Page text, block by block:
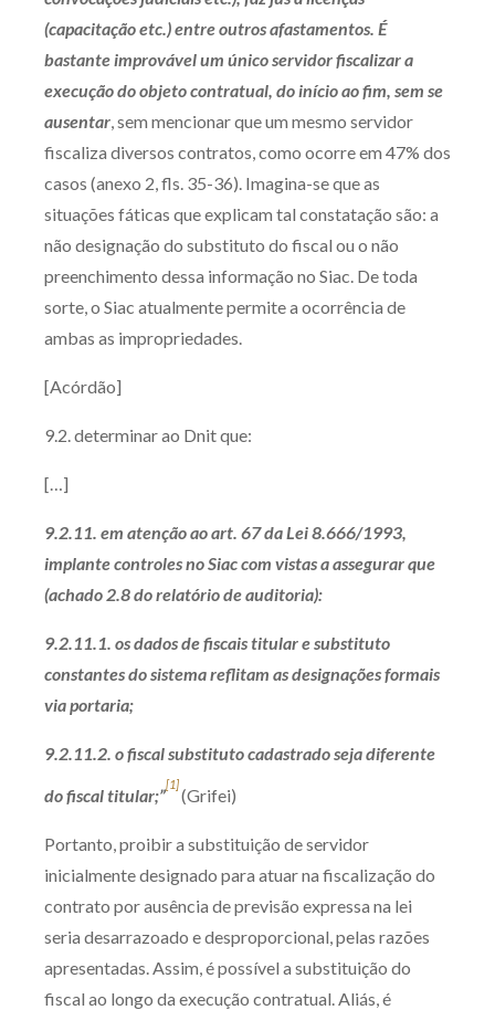
(capacitação etc.) entre outros afastamentos. É
bastante improvável um único servidor fiscalizar a
execução do objeto contratual, do início ao fim, sem se
ausentar, sem mencionar que um mesmo servidor
fiscaliza diversos contratos, como ocorre em 47% dos
casos (anexo 2, fls. 35-36). Imagina-se que as
situações fáticas que explicam tal constatação são: a
não designação do substituto do fiscal ou o não
preenchimento dessa informação no Siac. De toda
sorte, o Siac atualmente permite a ocorrência de
ambas as impropriedades.
[Acórdão]
9.2. determinar ao Dnit que:
[…]
9.2.11. em atenção ao art. 67 da Lei 8.666/1993,
implante controles no Siac com vistas a assegurar que
(achado 2.8 do relatório de auditoria):
9.2.11.1. os dados de fiscais titular e substituto
constantes do sistema reflitam as designações formais
via portaria;
9.2.11.2. o fiscal substituto cadastrado seja diferente
do fiscal titular;”
[1]
(Grifei)
Portanto, proibir a substituição de servidor
inicialmente designado para atuar na fiscalização do
contrato por ausência de previsão expressa na lei
seria desarrazoado e desproporcional, pelas razões
apresentadas. Assim, é possível a substituição do
fiscal ao longo da execução contratual. Aliás, é